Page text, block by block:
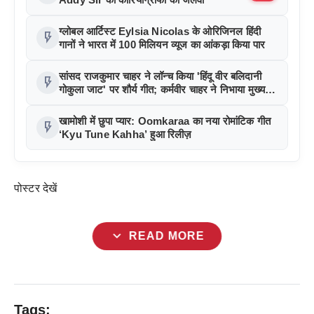
flash_on ग्लोबल आर्टिस्ट Eylsia Nicolas के ओरिजिनल हिंदी
गानों ने भारत में 100 मिलियन व्यूज का आंकड़ा किया पार
flash_on सांसद राजकुमार चाहर ने लॉन्च किया 'हिंदू वीर बलिदानी
गोकुला जाट' पर शौर्य गीत; कर्मवीर चाहर ने निभाया मुख्य
flash_on खामोशी में छुपा प्यार: Oomkaraa का नया रोमांटिक गीत
‘Kyu Tune Kahha’ हुआ रिलीज़
पोस्टर देखें
expand_more READ MORE
Tags: